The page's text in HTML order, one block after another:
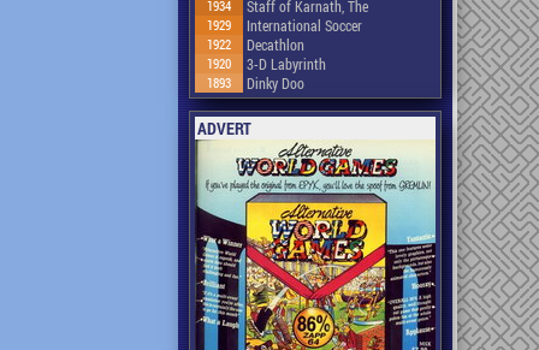
1934 Staff of Karnath, The
1929 International Soccer
1922 Decathlon
1920 3-D Labyrinth
1893 Dinky Doo
ADVERT